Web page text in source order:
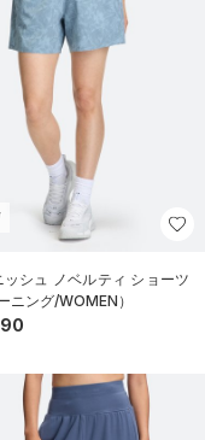
シュ ノベルティ ショーツ
ニング/WOMEN）